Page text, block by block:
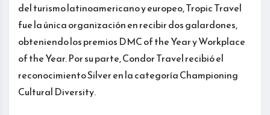
del turismo latinoamericano y europeo, Tropic Travel
fue la única organización en recibir dos galardones,
obteniendo los premios DMC of the Year y Workplace
of the Year. Por su parte, Condor Travel recibió el
reconocimiento Silver en la categoría Championing
Cultural Diversity.